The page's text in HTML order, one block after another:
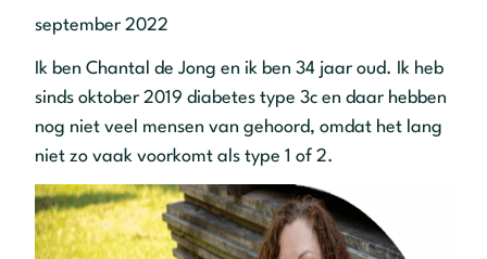
september 2022
Ik ben Chantal de Jong en ik ben 34 jaar oud. Ik heb
sinds oktober 2019 diabetes type 3c en daar hebben
nog niet veel mensen van gehoord, omdat het lang
niet zo vaak voorkomt als type 1 of 2.